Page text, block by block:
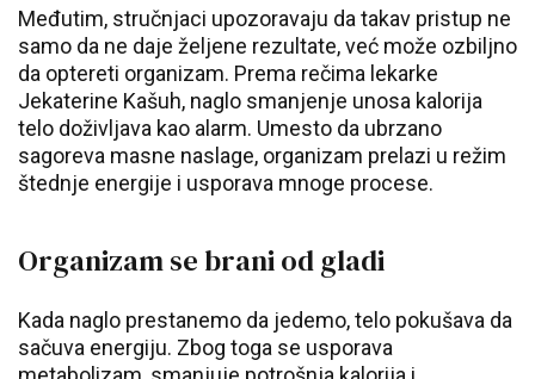
Međutim, stručnjaci upozoravaju da takav pristup ne
samo da ne daje željene rezultate, već može ozbiljno
da optereti organizam. Prema rečima lekarke
Jekaterine Kašuh, naglo smanjenje unosa kalorija
telo doživljava kao alarm. Umesto da ubrzano
sagoreva masne naslage, organizam prelazi u režim
štednje energije i usporava mnoge procese.
Organizam se brani od gladi
Kada naglo prestanemo da jedemo, telo pokušava da
sačuva energiju. Zbog toga se usporava